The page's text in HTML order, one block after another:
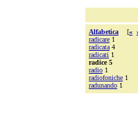
Alfabetica [«
radicare 1
radicata 4
radicati 1
radice 5
radio 1
radiofoniche 1
radunando 1